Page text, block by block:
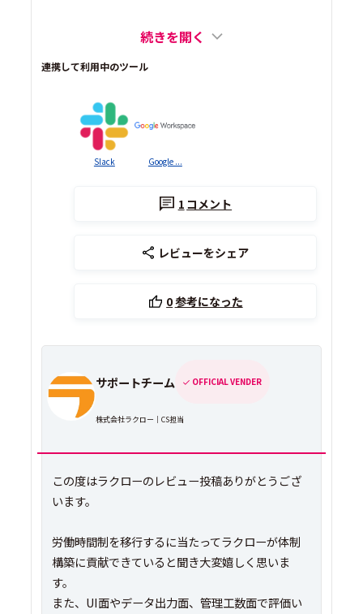
続きを開く
連携して利用中のツール
Slack Google ...
1 コメント
レビューをシェア
0参考になった
サポートチーム OFFICIAL VENDER
株式会社ラクロー｜CS担当
この度はラクローのレビュー投稿ありがとうござ
います。
労働時間制を移行するに当たってラクローが体制
構築に貢献できていると聞き大変嬉しく思いま
す。
また、UI面やデータ出力面、管理工数面で評価い